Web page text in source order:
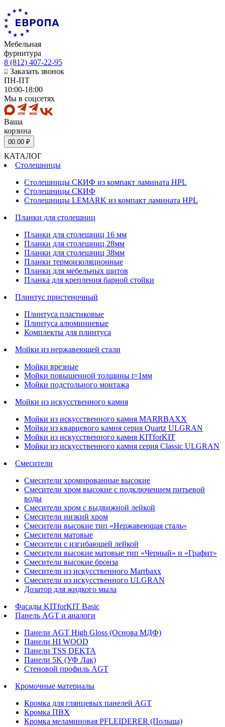
Мебельная
фурнитура
8 (812) 407-22-95
Заказать звонок
ПН-ПТ
10:00-18:00
Мы в соцсетях
Ваша
корзина
00.00 ₽
КАТАЛОГ
Столешницы
Столешницы СКИФ из компакт ламината HPL
Столешницы СКИФ
Столешницы LEMARK из компакт ламината HPL
Планки для столешниц
Планки для столешниц 16 мм
Планки для столешниц 28мм
Планки для столешниц 38мм
Планки термоизоляционные
Планки для мебельных щитов
Планка для крепления барной стойки
Плинтус пристеночный
Плинтуса пластиковые
Плинтуса алюминиевые
Комплекты для плинтуса
Мойки из нержавеющей стали
Мойки врезные
Мойки повышенной толщины t=1мм
Мойки подстольного монтажа
Мойки из искусственного камня
Мойки из искусственного камня MARRBAXX
Мойки из кварцевого камня серия Quartz ULGRAN
Мойки из искусственного камня KITforKIT
Мойки из искусственного камня серия Classic ULGRAN
Смесители
Смесители хромированные высокие
Смесители хром высокие с подключением питьевой
воды
Смесители хром с выдвижной лейкой
Смесители низкий хром
Смесители высокие тип «Нержавеющая сталь»
Смесители матовые
Смесители с изгибающей лейкой
Смесители высокие матовые тип «Черный» и «Графит»
Смесители высокие бронза
Смесители из искусственного Marrbaxx
Смесители из искусственного ULGRAN
Дозатор для жидкого мыла
Фасады KITforKIT Basic
Панель AGT и аналоги
Панели AGT High Gloss (Основа МДФ)
Панели HI WOOD
Панели TSS DEKTA
Панели 5K (УФ Лак)
Стеновой профиль AGT
Кромочные материалы
Кромка для глянцевых панелей AGT
Кромка ПВХ
Кромка меламиновая PFLEIDERER (Польша)